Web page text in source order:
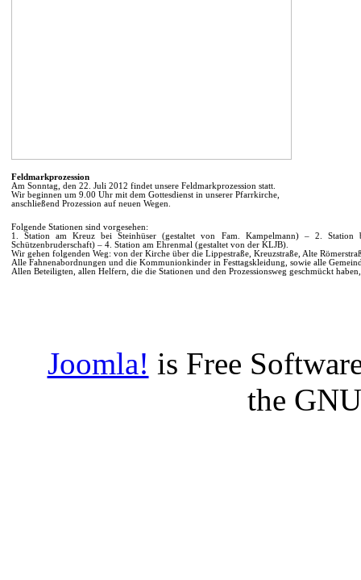
Feldmarkprozession
Am Sonntag, den 22. Juli 2012 findet unsere Feldmarkprozession statt.
Wir beginnen um 9.00 Uhr mit dem Gottesdienst in unserer Pfarrkirche,
anschließend Prozession auf neuen Wegen.
Folgende Stationen sind vorgesehen:
1. Station am Kreuz bei Steinhüser (gestaltet von Fam. Kampelmann) – 2.
Schützenbruderschaft) – 4. Station am Ehrenmal (gestaltet von der KLJB).
Wir gehen folgenden Weg: von der Kirche über die Lippestraße, Kreuzstraße, Alte
Alle Fahnenabordnungen und die Kommunionkinder in Festtagskleidung, sowie alle
Allen Beteiligten, allen Helfern, die die Stationen und den Prozessionsweg geschmückt
Joomla! is Free
the